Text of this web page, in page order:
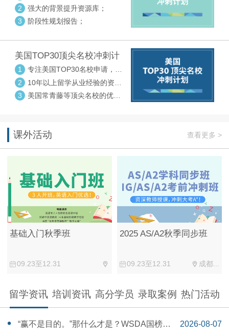
2
强大的背景提升资源库；
3
阶段性规划报告；
美国TOP30顶尖名校冲刺计
划
1
专注美国TOP30名校申请，高
度个性化指导
2
10年以上留学从业经验的资深
中方顾问
3
美国常青藤等顶尖名校的优秀
课外活动 查看更多 >
2025 AS/A2秋季同步班
09.23至12.31 成都...
基础入门秋季班
09.23至12.31
留学资讯 培训资讯 高分学员 录取案例 热门活动
“赢不是目的。”那什么才是？WSDA国榜第
2026-08-07